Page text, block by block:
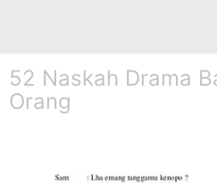
52 Naskah Drama
Orang